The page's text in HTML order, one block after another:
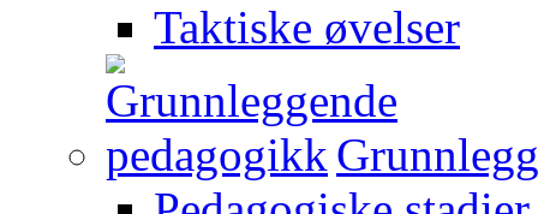
Taktiske øvelser